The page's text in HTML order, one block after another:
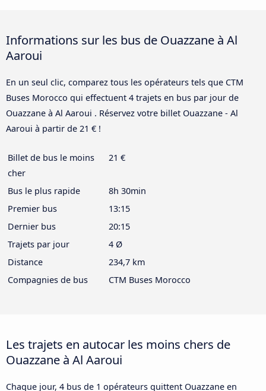
Informations sur les bus de Ouazzane à Al
Aaroui
En un seul clic, comparez tous les opérateurs tels que CTM
Buses Morocco qui effectuent 4 trajets en bus par jour de
Ouazzane à Al Aaroui . Réservez votre billet Ouazzane - Al
Aaroui à partir de 21 € !
Billet de bus le moins
cher
21 €
Bus le plus rapide
8h 30min
Premier bus
13:15
Dernier bus
20:15
Trajets par jour
4 Ø
Distance
234,7 km
Compagnies de bus
CTM Buses Morocco
Les trajets en autocar les moins chers de
Ouazzane à Al Aaroui
Chaque jour, 4 bus de 1 opérateurs quittent Ouazzane en